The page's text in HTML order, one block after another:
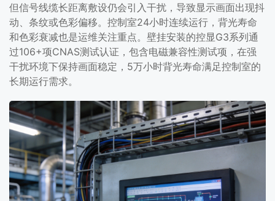
但信号线缆长距离敷设仍会引入干扰，导致显示画面出现抖
动、条纹或色彩偏移。控制室24小时连续运行，背光寿命
和色彩衰减也是运维关注重点。壁挂安装的控显G3系列通
过106+项CNAS测试认证，包含电磁兼容性测试项，在强
干扰环境下保持画面稳定，5万小时背光寿命满足控制室的
长期运行需求。